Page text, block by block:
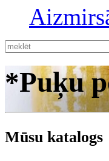
*Puķu
Mūsu katalogs